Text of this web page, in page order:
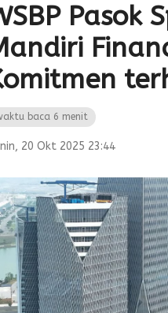
Pasok
baca 6 menit
20 Okt 2025 23:44